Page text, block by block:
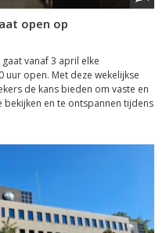
open op
vanaf 3 april elke
uur open. Met deze wekelijkse
de kans bieden om vaste en
en te ontspannen tijdens